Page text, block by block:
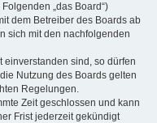
„das Board“)
dem Betreiber des Boards ab
sich mit den nachfolgenden
sind, so dürfen
Nutzung des Boards gelten
Regelungen.
Zeit geschlossen und kann
Frist jederzeit gekündigt